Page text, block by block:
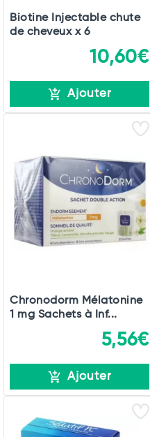
Biotine Injectable chute
de cheveux x 6
10,60€
Ajouter
Chronodorm Mélatonine
1 mg Sachets à Inf...
5,56€
Ajouter